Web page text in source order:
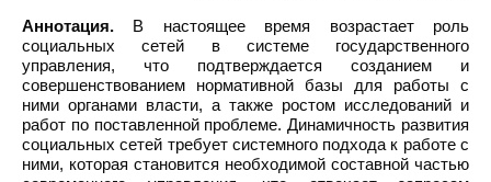
Аннотация. В настоящее время возрастает роль
социальных сетей в системе государственного
управления, что подтверждается созданием и
совершенствованием нормативной базы для работы с
ними органами власти, а также ростом исследований и
работ по поставленной проблеме. Динамичность развития
социальных сетей требует системного подхода к работе с
ними, которая становится необходимой составной частью